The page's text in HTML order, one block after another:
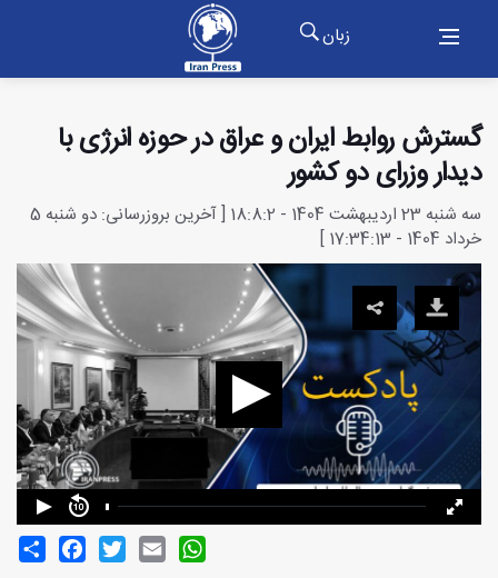
زبان
گسترش روابط ایران و عراق در حوزه انرژی با
دیدار وزرای دو کشور
سه شنبه 23 اردیبهشت 1404 - 18:8:2 [ آخرین بروزرسانی: دو شنبه 5
خرداد 1404 - 17:34:13 ]
Share
FacebookTwitterEmail
WhatsApp